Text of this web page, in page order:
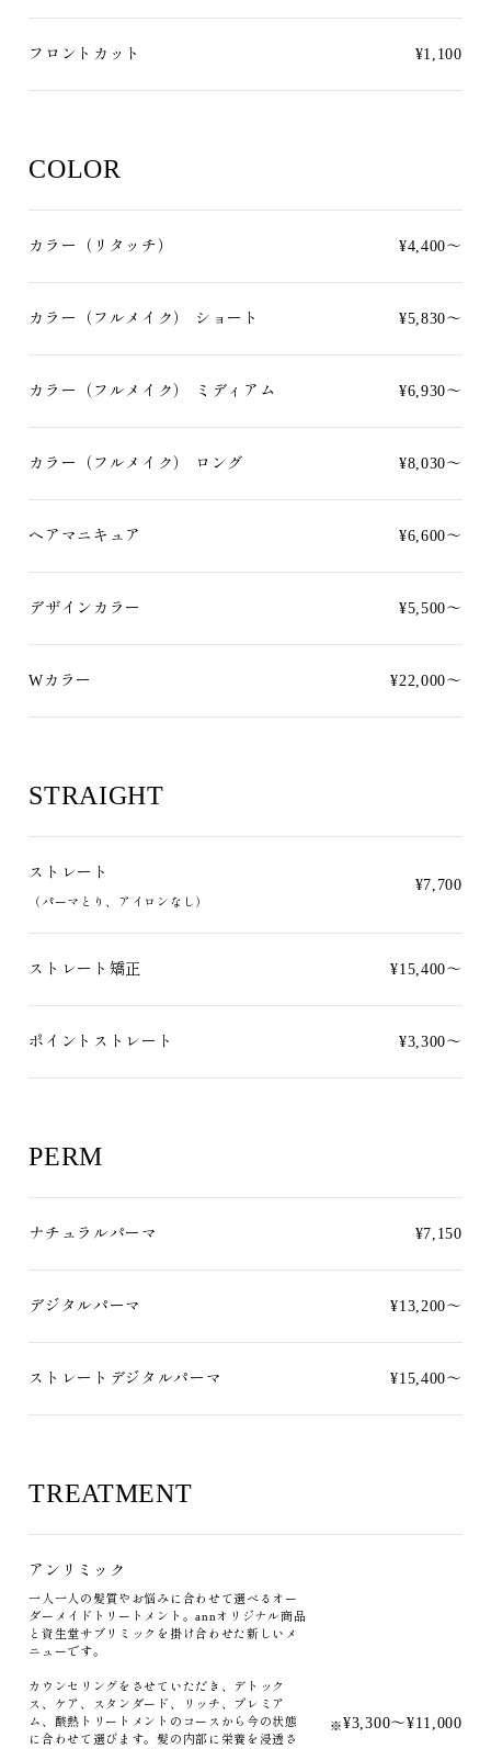
フロントカット ¥1,100
COLOR
カラー（リタッチ） ¥4,400〜
カラー（フルメイク） ショート ¥5,830〜
カラー（フルメイク） ミディアム ¥6,930〜
カラー（フルメイク） ロング ¥8,030〜
ヘアマニキュア ¥6,600〜
デザインカラー ¥5,500～
Wカラー ¥22,000～
STRAIGHT
ストレート
（パーマとり、アイロンなし）
¥7,700
ストレート矯正 ¥15,400～
ポイントストレート ¥3,300～
PERM
ナチュラルパーマ ¥7,150
デジタルパーマ ¥13,200〜
ストレートデジタルパーマ ¥15,400〜
TREATMENT
アンリミック
一人一人の髪質やお悩みに合わせて選べるオー
ダーメイドトリートメント。annオリジナル商品
と資生堂サブリミックを掛け合わせた新しいメ
ニューです。
カウンセリングをさせていただき、デトック
ス、ケア、スタンダード、リッチ、プレミア
ム、酸熱トリートメントのコースから今の状態
に合わせて選びます。髪の内部に栄養を浸透さ
※¥3,300～¥11,000